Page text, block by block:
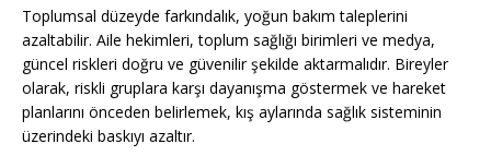
Toplumsal düzeyde farkındalık, yoğun bakım taleplerini
azaltabilir. Aile hekimleri, toplum sağlığı birimleri ve medya,
güncel riskleri doğru ve güvenilir şekilde aktarmalıdır. Bireyler
olarak, riskli gruplara karşı dayanışma göstermek ve hareket
planlarını önceden belirlemek, kış aylarında sağlık sisteminin
üzerindeki baskıyı azaltır.